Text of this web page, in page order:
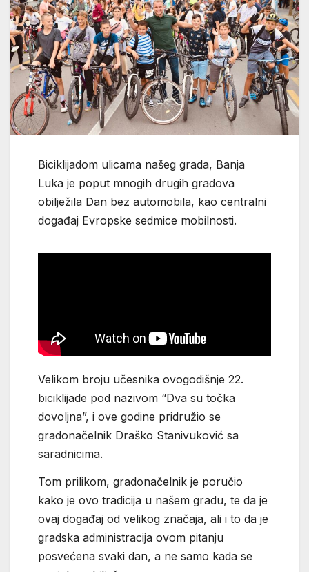
Biciklijadom ulicama našeg grada, Banja
Luka je poput mnogih drugih gradova
obilježila Dan bez automobila, kao centralni
događaj Evropske sedmice mobilnosti.
Velikom broju učesnika ovogodišnje 22.
biciklijade pod nazivom “Dva su točka
dovoljna”, i ove godine pridružio se
gradonačelnik Draško Stanivuković sa
saradnicima.
Tom prilikom, gradonačelnik je poručio
kako je ovo tradicija u našem gradu, te da je
ovaj događaj od velikog značaja, ali i to da je
gradska administracija ovom pitanju
posvećena svaki dan, a ne samo kada se